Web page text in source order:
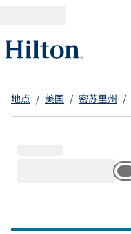
地点 / 美国 / 密苏里州 /